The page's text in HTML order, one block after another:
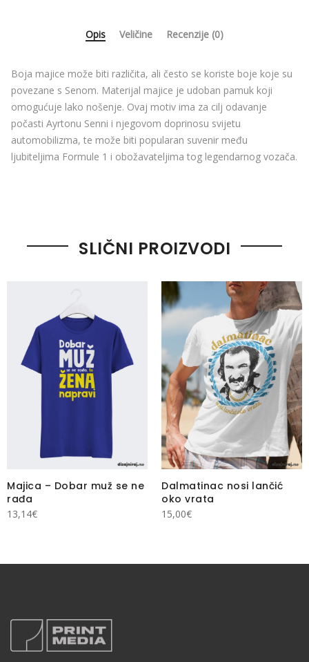
Opis Veličine Recenzije (0)
Boja majice može biti različita, ali često se koriste boje koje su
povezane s Senom. Materijal majice je udoban pamuk koji
omogućuje lako nošenje. Ovaj motiv ima za cilj odavanje
počasti Ayrtonu Senni i njegovom doprinosu svijetu
automobilizma, te može biti popularan suvenir među
ljubiteljima Formule 1 i obožavateljima tog legendarnog vozača.
SLIČNI PROIZVODI
Majica – Dobar muž se ne
rađa
13,14€
Dalmatinac nosi lančić
oko vrata
15,00€